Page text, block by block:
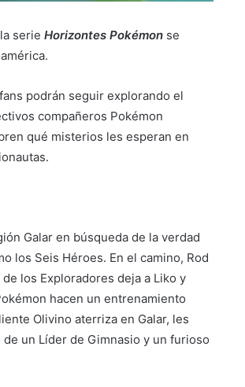
serie Horizontes Pokémonse
podrán seguir explorando el
compañeros Pokémon
qué misterios les esperan en
Galar en búsqueda de la verdad
los Seis Héroes. En el camino, Rod
los Exploradores deja a Liko y
hacen un entrenamiento
Olivino aterriza en Galar, les
un Líder de Gimnasio y un furioso